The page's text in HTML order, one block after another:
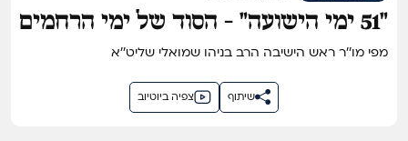
"51 ימי הישועה" - הסוד של ימי הרחמים
נחשף!
מפי מו''ר ראש הישיבה הרב בניהו שמואלי שליט''א
צפיה ביוטיוב שיתוף